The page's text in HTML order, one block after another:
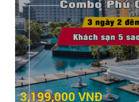
3,199,000 VNĐ